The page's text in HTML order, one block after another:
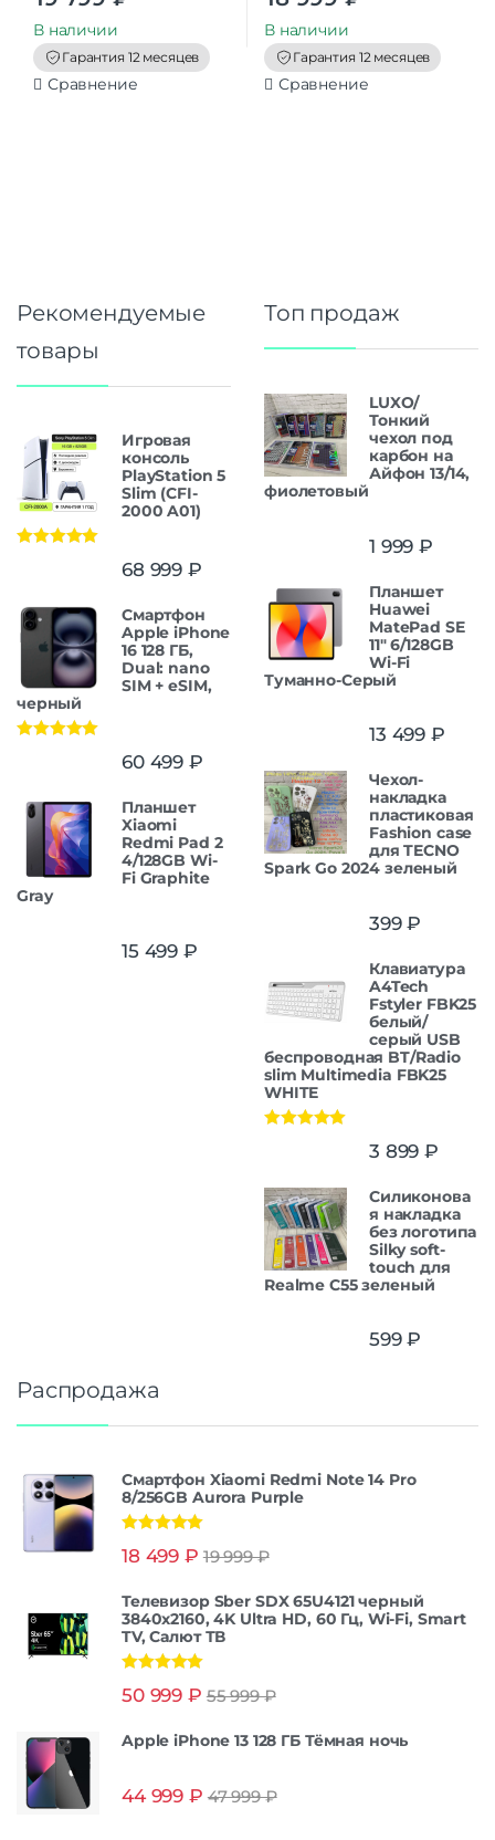
t
o
f
5
В наличии
Гарантия 12 месяцев
Сравнение
t
o
f
5
В наличии
Гарантия 12 месяцев
Сравнение
Рекомендуемые
товары
Игровая
консоль
PlayStation 5
Slim (CFI-
2000 A01)
68 999 ₽
Смартфон
Apple iPhone
16 128 ГБ,
Dual: nano
SIM + eSIM,
черный
60 499 ₽
Планшет
Xiaomi
Redmi Pad 2
4/128GB Wi-
Fi Graphite
Gray
15 499 ₽
Топ продаж
LUXO/
Тонкий
чехол под
карбон на
Айфон 13/14,
фиолетовый
1 999 ₽
Планшет
Huawei
MatePad SE
11" 6/128GB
Wi-Fi
Туманно-Серый
13 499 ₽
Чехол-
накладка
пластиковая
Fashion case
для TECNO
Spark Go 2024 зеленый
399₽
Клавиатура
A4Tech
Fstyler FBK25
белый/
серый USB
беспроводная BT/Radio
slim Multimedia FBK25
WHITE
3 899 ₽
Силиконова
я накладка
без логотипа
Silky soft-
touch для
Realme C55 зеленый
599₽
Распродажа
Смартфон Xiaomi Redmi Note 14 Pro
8/256GB Aurora Purple
из 5
18 499 ₽ 19 999₽
Телевизор Sber SDX 65U4121 черный
3840x2160, 4K Ultra HD, 60 Гц, Wi-Fi, Smart
TV, Салют ТВ
из 5
50 999 ₽ 55 999₽
Apple iPhone 13 128 ГБ Тёмная ночь
44 999 ₽ 47 999₽